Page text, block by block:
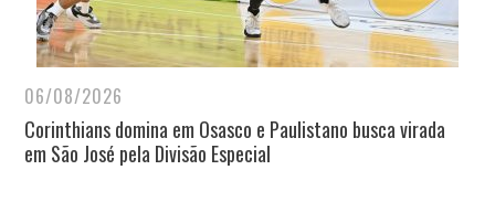
06/08/2026
Corinthians domina em Osasco e Paulistano busca virada
em São José pela Divisão Especial